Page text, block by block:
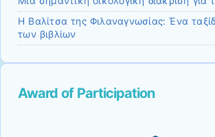
Η Βαλίτσα της Φιλαναγνωσίας: Ένα
των βιβλίων
Award of Participation